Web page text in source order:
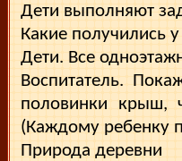
Дети выполняют
Какие получились
Дети. Все
Воспитатель.
половинки крыш,
(Каждому ребенку
Природа деревни